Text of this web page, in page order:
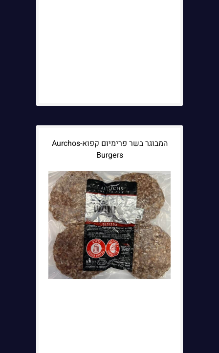
המבוגר בשר פרימיום קפוא-Aurchos
Burgers